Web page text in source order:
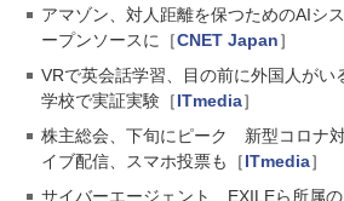
アマゾン、対人距離を保つためのAIシ
ープンソースに［CNET Japan］
VRで英会話学習、目の前に外国人が
学校で実証実験［ITmedia］
株主総会、下旬にピーク 新型コロナ
イブ配信、スマホ投票も［ITmedia］
サイバーエージェント、EXILEら所属